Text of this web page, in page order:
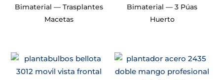
Bimaterial — Trasplantes
Macetas
Bimaterial — 3 Púas
Huerto